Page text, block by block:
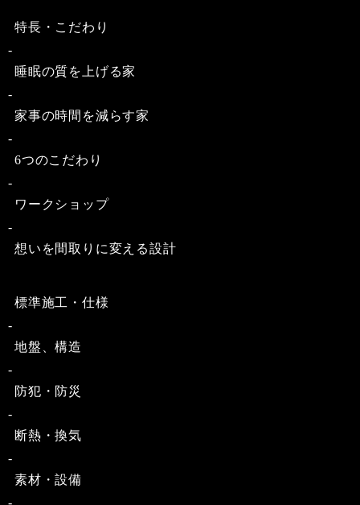
特長・こだわり
睡眠の質を上げる家
家事の時間を減らす家
6つのこだわり
ワークショップ
想いを間取りに変える設計
標準施工・仕様
地盤、構造
防犯・防災
断熱・換気
素材・設備